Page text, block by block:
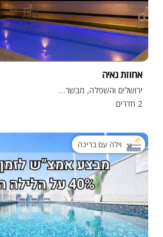
אחוזת נאיה
ירושלים והשפלה, מבשרת ציון
2 חדרים
וילה עם בריכה